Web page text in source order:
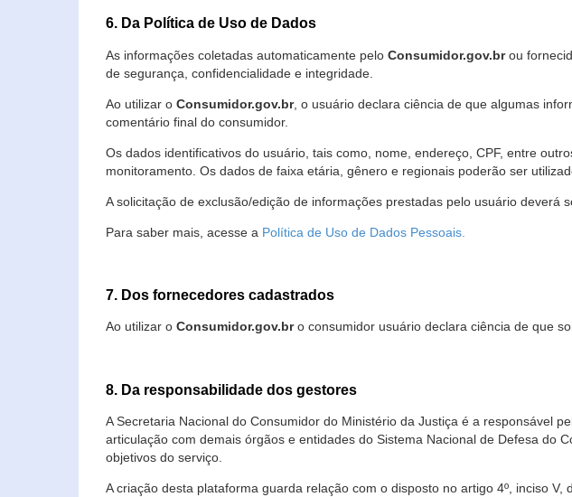
6. Da Política de Uso de Dados
As informações coletadas automaticamente pelo Consumidor.gov.brou
de segurança, confidencialidade e integridade.
Ao utilizar o Consumidor.gov.br, o usuário declara ciência de que algumas
comentário final do consumidor.
Os dados identificativos do usuário, tais como, nome, endereço, CPF, entre
monitoramento. Os dados de faixa etária, gênero e regionais poderão ser
A solicitação de exclusão/edição de informações prestadas pelo usuário deverá
Para saber mais, acesse a Política de Uso de Dados Pessoais.
7. Dos fornecedores cadastrados
Ao utilizar o Consumidor.gov.bro consumidor usuário declara ciência de que
8. Da responsabilidade dos gestores
A Secretaria Nacional do Consumidor do Ministério da Justiça é a responsável
articulação com demais órgãos e entidades do Sistema Nacional de Defesa do
objetivos do serviço.
A criação desta plataforma guarda relação com o disposto no artigo 4º, inciso